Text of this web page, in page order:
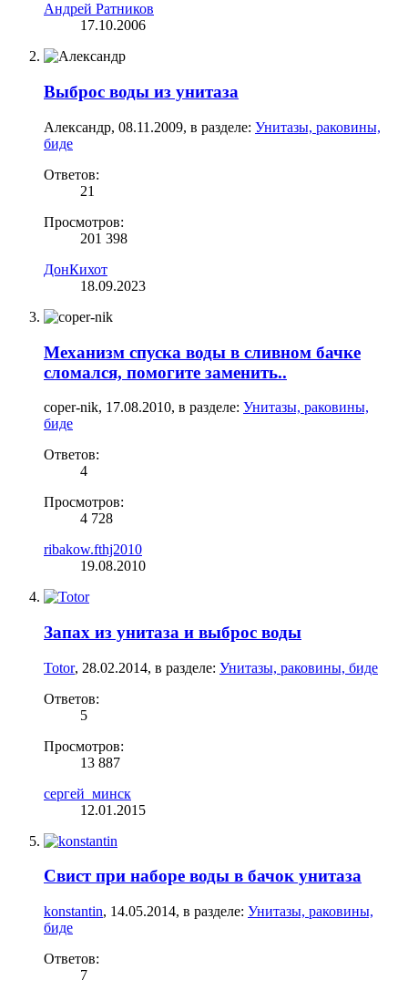
Андрей Ратников
17.10.2006
Выброс воды из унитаза
Александр, 08.11.2009, в разделе: Унитазы, раковины,
биде
Ответов:
21
Просмотров:
201 398
ДонКихот
18.09.2023
Механизм спуска воды в сливном бачке
сломался, помогите заменить..
coper-nik, 17.08.2010, в разделе: Унитазы, раковины,
биде
Ответов:
4
Просмотров:
4 728
ribakow.fthj2010
19.08.2010
Запах из унитаза и выброс воды
Totor, 28.02.2014, в разделе: Унитазы, раковины, биде
Ответов:
5
Просмотров:
13 887
сергей_минск
12.01.2015
Свист при наборе воды в бачок унитаза
konstantin, 14.05.2014, в разделе: Унитазы, раковины,
биде
Ответов:
7